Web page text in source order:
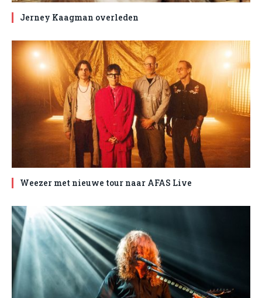
Jerney Kaagman overleden
Weezer met nieuwe tour naar AFAS Live